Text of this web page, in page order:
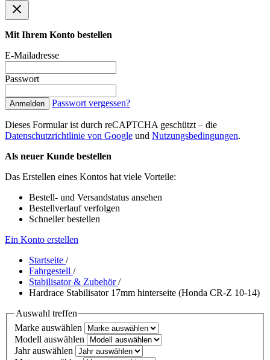
Mit Ihrem Konto bestellen
E-Mailadresse
Passwort
Anmelden Passwort vergessen?
Dieses Formular ist durch reCAPTCHA geschützt – die
Datenschutzrichtlinie von Google und Nutzungsbedingungen.
Als neuer Kunde bestellen
Das Erstellen eines Kontos hat viele Vorteile:
Bestell- und Versandstatus ansehen
Bestellverlauf verfolgen
Schneller bestellen
Ein Konto erstellen
Startseite /
Fahrgestell /
Stabilisator & Zubehör/
Hardrace Stabilisator 17mm hinterseite (Honda CR-Z 10-14)
Auswahl treffen
Marke auswählen
Modell auswählen
Jahr auswählen